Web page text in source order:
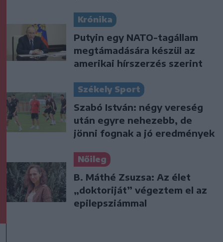
Krónika
Putyin egy NATO-tagállam
megtámadására készül az
amerikai hírszerzés szerint
Székely Sport
Szabó István: négy vereség
után egyre nehezebb, de
jönni fognak a jó eredmények
Nőileg
B. Máthé Zsuzsa: Az élet
„doktoriját” végeztem el az
epilepsziámmal